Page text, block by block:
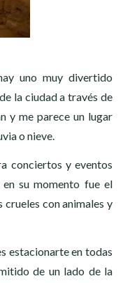
uno muy divertido
la ciudad a través de
y me parece un lugar
o nieve.
conciertos y eventos
su momento fue el
crueles con animales y
estacionarte en todas
de un lado de la